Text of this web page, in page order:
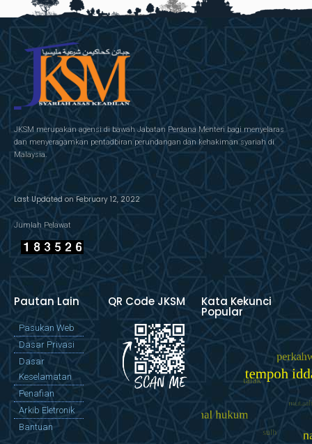
JKSM merupakan agensi di bawah Jabatan Perdana Menteri bagi menyelaras
dan menyeragamkan pentadbiran perundangan dan kehakiman syariah di
Malaysia.
Last Updated on February 12, 2022
Jumlah Pelawat
Pautan Lain
Pasukan Web
Dasar Privasi
Dasar
Keselamatan
Penafian
Arkib Eletronik
Bantuan
QR Code JKSM Kata Kekunci
Popular